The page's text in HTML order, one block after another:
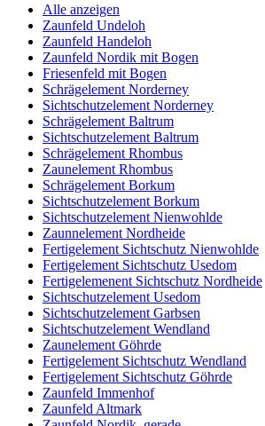
Alle anzeigen
Zaunfeld Undeloh
Zaunfeld Handeloh
Zaunfeld Nordik mit Bogen
Friesenfeld mit Bogen
Schrägelement Norderney
Sichtschutzelement Norderney
Schrägelement Baltrum
Sichtschutzelement Baltrum
Schrägelement Rhombus
Zaunelement Rhombus
Schrägelement Borkum
Sichtschutzelement Borkum
Sichtschutzelement Nienwohlde
Zaunnelement Nordheide
Fertigelement Sichtschutz Nienwohlde
Fertigelement Sichtschutz Usedom
Fertigelemenent Sichtschutz Nordheide
Sichtschutzelement Usedom
Sichtschutzelement Garbsen
Sichtschutzelement Wendland
Zaunelement Göhrde
Fertigelement Sichtschutz Wendland
Fertigelement Sichtschutz Göhrde
Zaunfeld Immenhof
Zaunfeld Altmark